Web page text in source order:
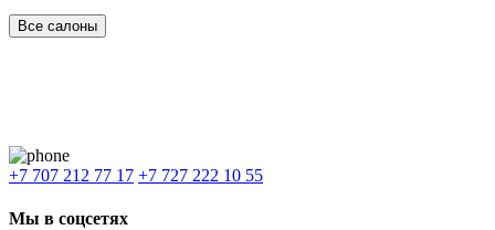
Все салоны
+7 707 212 77 17 +7 727 222 10 55
Мы в соцсетях